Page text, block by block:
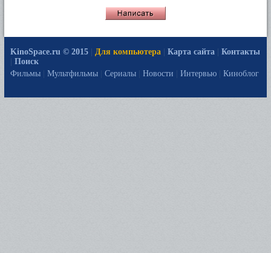
KinoSpace.ru © 2015 Для компьютера Карта сайта
Контакты
Поиск
Фильмы
Мультфильмы Сериалы Новости Интервью Киноблог